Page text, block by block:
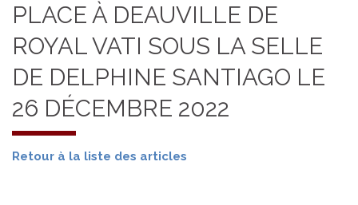
PLACE À DEAUVILLE DE
ROYAL VATI SOUS LA SELLE
DE DELPHINE SANTIAGO LE
26 DÉCEMBRE 2022
Retour à la liste des articles